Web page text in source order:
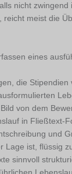
nicht zwingend
reicht meist die
eines
die Stipendien
von dem
in Fließtext-
und
Lage ist, flüssig
sinnvoll